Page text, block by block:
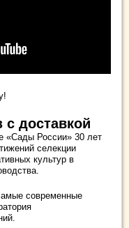
с доставкой
«Сады России» 30 лет
селекции
культур в
современные